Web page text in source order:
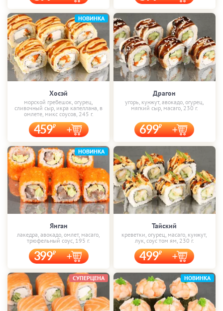
Хосэй
морской гребешок, огурец,
сливочный сыр, икра капеллана, в
омлете, микс соусов, 245 г.
459
НОВИНКА
Драгон
угорь, кунжут, авокадо, огурец,
мягкий сыр, масаго, 230 г.
699
Янган
лакедра, авокадо, омлет, масаго,
трюфельный соус, 195 г.
399
НОВИНКА
Тайский
креветки, огурец, масаго, кунжут,
лук, соус том ям, 230 г.
499
СУПЕРЦЕНА НОВИНКА